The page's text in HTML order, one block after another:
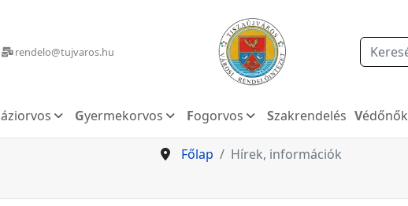
rendelo@tujvaros.hu
Háziorvos Gyermekorvos Fogorvos Szakrendelés Védőnők
Főlap Hírek, információk